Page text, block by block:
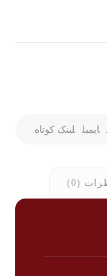
ایمیل لینک کوتاه
(0)